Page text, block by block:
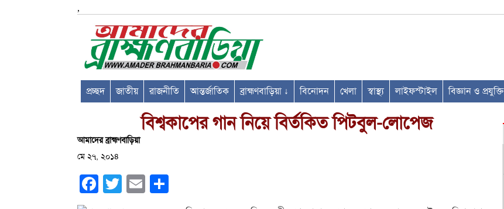
,
প্রচ্ছদ জাতীয় রাজনীতি আন্তর্জাতিক ব্রাহ্মণবাড়িয়া ↓ বিনোদন খেলা স্বাস্থ্য লাইফস্টাইল বিজ্ঞান ও প্রযুক্তি
বিশ্বকাপের গ‍ান নিয়ে বির্তকিত পিটবুল-লোপেজ
আমাদের ব্রাহ্মণবাড়িয়া
মে ২৭, ২০১৪
Facebook
Twitter Email